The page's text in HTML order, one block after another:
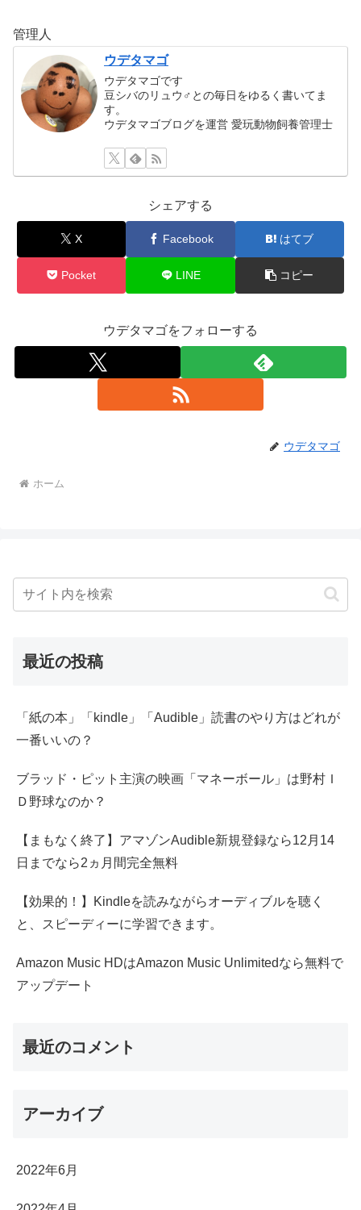
管理人
ウデタマゴ
ウデタマゴです
豆シバのリュウ♂との毎日をゆるく書いてま
す。
ウデタマゴブログを運営 愛玩動物飼養管理士
シェアする
X Facebook はてブ
Pocket LINE コピー
ウデタマゴをフォローする
ウデタマゴ
ホーム
最近の投稿
「紙の本」「kindle」「Audible」読書のやり方はどれが
一番いいの？
ブラッド・ピット主演の映画「マネーボール」は野村Ｉ
Ｄ野球なのか？
【まもなく終了】アマゾンAudible新規登録なら12月14
日までなら2ヵ月間完全無料
【効果的！】Kindleを読みながらオーディブルを聴く
と、スピーディーに学習できます。
Amazon Music HDはAmazon Music Unlimitedなら無料で
アップデート
最近のコメント
アーカイブ
2022年6月